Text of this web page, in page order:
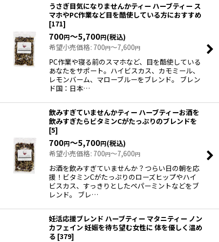
うさぎ目気になりませんかティー ハーブティー ス
マホやPC作業など目を酷使している方におすすめ
[171]
700円～5,700円(税込)
希望小売価格: 700円～7,600円
PC作業や寝る前のスマホなど、目を酷使している
あなたをサポート。ハイビスカス、カモミール、
レモンバーム、マローブルーをブレンド。 ブレン
ド国：日本…
飲みすぎていませんかティー ハーブティーお酒を
飲みすぎたらビタミンCがたっぷりのブレンドを
[5]
700円～5,700円(税込)
希望小売価格: 700円～7,600円
お酒を飲みすぎていませんか？つらい日の朝を応
援！ビタミンCがたっぷりのローズヒップやハイ
ビスカス、すっきりとしたペパーミントなどをブ
レンド。 ブレ…
妊活応援ブレンド ハーブティー マタニティー ノン
カフェイン 妊娠を待ち望む女性に 体を優しく温め
る [379]